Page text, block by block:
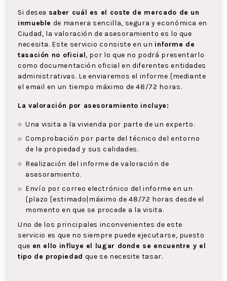
Si desea saber cuál es el coste de mercado de un
inmueble de manera sencilla, segura y económica en
Ciudad, la valoración de asesoramiento es lo que
necesita. Este servicio consiste en un informe de
tasación no oficial, por lo que no podrá presentarlo
como documentación oficial en diferentes entidades
administrativas. Le enviaremos el informe {mediante
el email en un tiempo máximo de 48/72 horas.
La valoración por asesoramiento incluye:
Una visita a la vivienda por parte de un experto.
Comprobación por parte del técnico del entorno
de la propiedad y sus calidades.
Realización del informe de valoración de
asesoramiento.
Envío por correo electrónico del informe en un
{plazo {estimado|máximo de 48/72 horas desde el
momento en que se procede a la visita.
Uno de los principales inconvenientes de este
servicio es que no siempre puede ejecutarse, puesto
que en ello influye el lugar donde se encuentre y el
tipo de propiedad que se necesite tasar.